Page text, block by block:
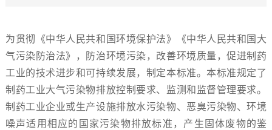
为贯彻《中华人民共和国环境保护法》《中华人民共和国大
气污染防治法》，防治环境污染，改善环境质量，促进制药
工业的技术进步和可持续发展，制定本标准。本标准规定了
制药工业大气污染物排放控制要求、监测和监督管理要求。
制药工业企业或生产设施排放水污染物、恶臭污染物、环境
噪声适用相应的国家污染物排放标准，产生固体废物的鉴